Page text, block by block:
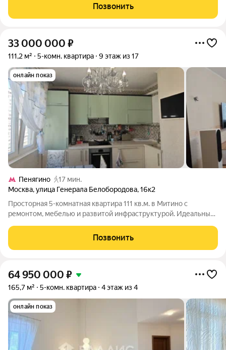
продажа! О квартире:Общая площадь-158,3 кв.м.; Кухня- 16
кв.м.; Три этажа, 5 и более
Позвонить
33 000 000 ₽
111,2 м² 5-комн. квартира 9 этаж из 17
онлайн показ
Пенягино
17 мин.
Москва,улица Генерала Белобородова,16к2
Просторная 5-комнатная квартира 111 кв.м. в Митино с
ремонтом, мебелью и развитой инфраструктурой. Идеальный
изолированными комнатами для каждого, гостиной для общих
вечеров и выгодным расположением у
Позвонить
64 950 000 ₽
165,7 м² 5-комн. квартира 4 этаж из 4
онлайн показ